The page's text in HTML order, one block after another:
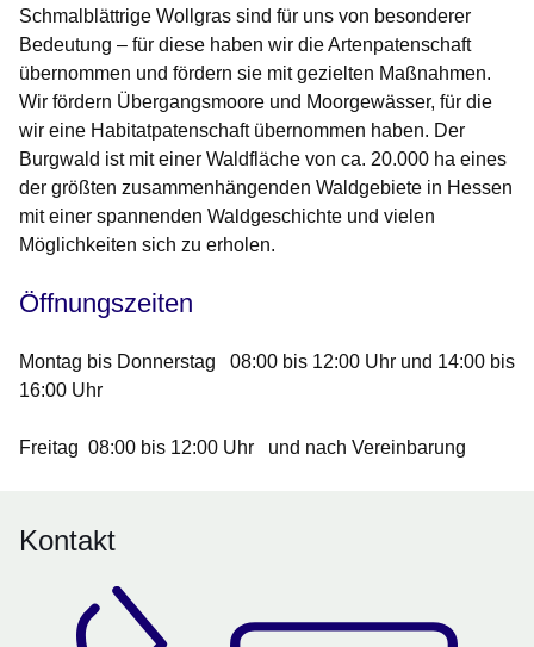
Schmalblättrige Wollgras sind für uns von besonderer
Bedeutung – für diese haben wir die Artenpatenschaft
übernommen und fördern sie mit gezielten Maßnahmen.
Wir fördern Übergangsmoore und Moorgewässer, für die
wir eine Habitatpatenschaft übernommen haben. Der
Burgwald ist mit einer Waldfläche von ca. 20.000 ha eines
der größten zusammenhängenden Waldgebiete in Hessen
mit einer spannenden Waldgeschichte und vielen
Möglichkeiten sich zu erholen.
Öffnungszeiten
Montag bis Donnerstag 08:00 bis 12:00 Uhr und 14:00 bis
16:00 Uhr
Freitag 08:00 bis 12:00 Uhr und nach Vereinbarung
Kontakt